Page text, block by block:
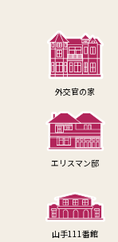
外交官の家
エリスマン邸
山手111番館